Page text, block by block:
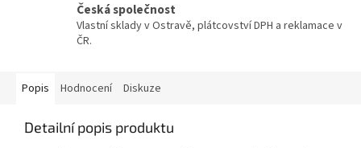
Česká společnost
Vlastní sklady v Ostravě, plátcovství DPH a reklamace v
ČR.
Popis Hodnocení Diskuze
Detailní popis produktu